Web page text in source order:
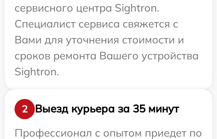
сервисного центра Sightron.
Специалист сервиса свяжется с
Вами для уточнения стоимости и
сроков ремонта Вашего устройства
Sightron.
2
Выезд курьера за 35 минут
Профессионал с опытом приедет по